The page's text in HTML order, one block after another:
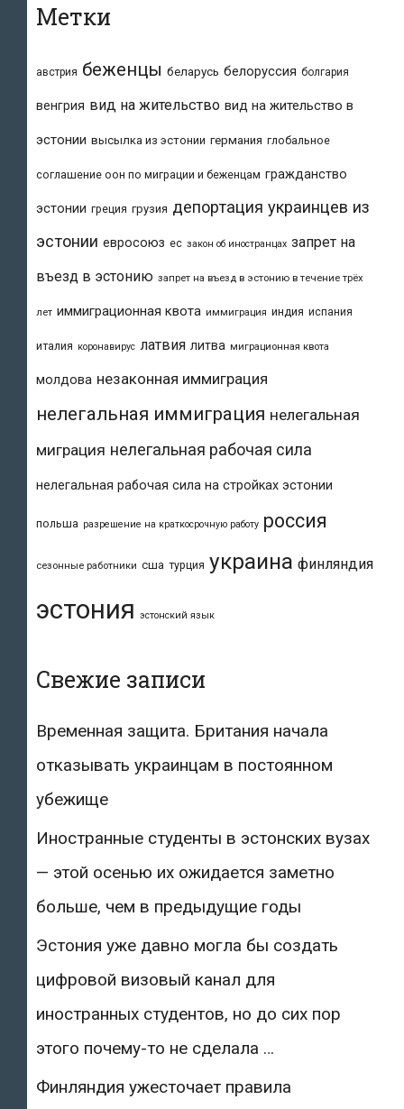
Метки
австрия беженцы беларусь белоруссия болгария
венгрия вид на жительство вид на жительство в
эстонии высылка из эстонии германия глобальное
соглашение оон по миграции и беженцам гражданство
эстонии греция грузия депортация украинцев из
эстонии евросоюз ес закон об иностранцах запрет на
въезд в эстонию запрет на въезд в эстонию в течение трёх
лет иммиграционная квота иммиграция индия испания
италия коронавирус латвия литва миграционная квота
молдова незаконная иммиграция
нелегальная иммиграция нелегальная
миграция нелегальная рабочая сила
нелегальная рабочая сила на стройках эстонии
польша разрешение на краткосрочную работу россия
сезонные работники сша турция украина финляндия
эстония эстонский язык
Свежие записи
Временная защита. Британия начала
отказывать украинцам в постоянном
убежище
Иностранные студенты в эстонских вузах
— этой осенью их ожидается заметно
больше, чем в предыдущие годы
Эстония уже давно могла бы создать
цифровой визовый канал для
иностранных студентов, но до сих пор
этого почему-то не сделала …
Финляндия ужесточает правила